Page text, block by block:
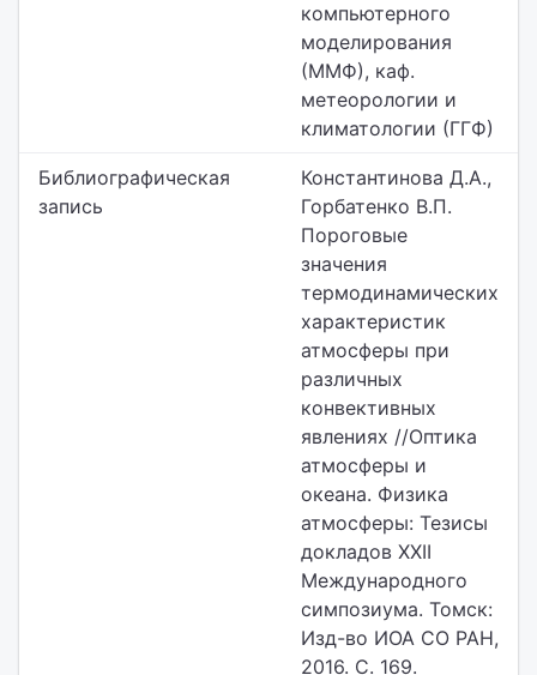
компьютерного
моделирования
(ММФ), каф.
метеорологии и
климатологии (ГГФ)
Библиографическая
запись
Константинова Д.А.,
Горбатенко В.П.
Пороговые
значения
термодинамических
характеристик
атмосферы при
различных
конвективных
явлениях //Оптика
атмосферы и
океана. Физика
атмосферы: Тезисы
докладов XXII
Международного
симпозиума. Томск:
Изд-во ИОА СО РАН,
2016. С. 169.